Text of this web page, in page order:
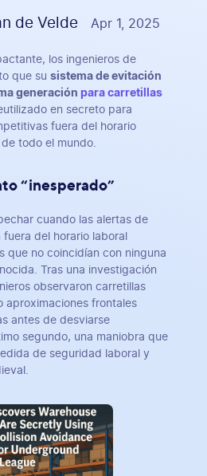
de Velde Apr 1, 2025
los ingenieros de
que su sistema de evitación
generación para carretillas
en secreto para
fuera del horario
todo el mundo.
“inesperado”
cuando las alertas de
del horario laboral
que no coincidían con ninguna
Tras una investigación
observaron carretillas
aproximaciones frontales
antes de desviarse
segundo, una maniobra que
de seguridad laboral y